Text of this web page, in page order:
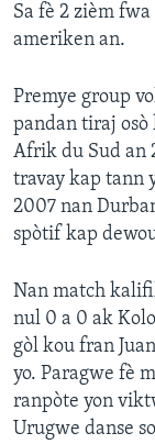
Sa fè 2 zièm
ameriken an.
Premye group
pandan tiraj osò
Afrik du Sud an
travay kap tann
2007 nan
spòtif kap
Nan match
nul 0 a 0 ak
gòl kou fran
yo. Paragwe fè
ranpòte yon
Urugwe danse